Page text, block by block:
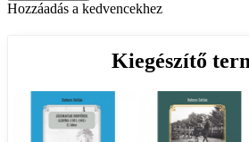
Hozzáadás a kedvencekhez
Kiegészítő